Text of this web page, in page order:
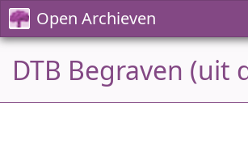
Open Archieven
DTB Begraven (uit